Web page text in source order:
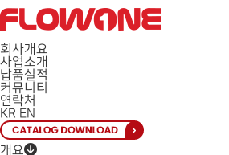
회사개요
사업소개
납품실적
커뮤니티
연락처
KR EN
개요